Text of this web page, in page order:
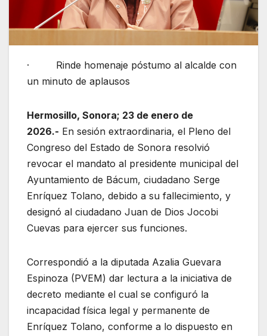
· Rinde homenaje póstumo al alcalde con
un minuto de aplausos
Hermosillo, Sonora; 23 de enero de
2026.- En sesión extraordinaria, el Pleno del
Congreso del Estado de Sonora resolvió
revocar el mandato al presidente municipal del
Ayuntamiento de Bácum, ciudadano Serge
Enríquez Tolano, debido a su fallecimiento, y
designó al ciudadano Juan de Dios Jocobi
Cuevas para ejercer sus funciones.
Correspondió a la diputada Azalia Guevara
Espinoza (PVEM) dar lectura a la iniciativa de
decreto mediante el cual se configuró la
incapacidad física legal y permanente de
Enríquez Tolano, conforme a lo dispuesto en